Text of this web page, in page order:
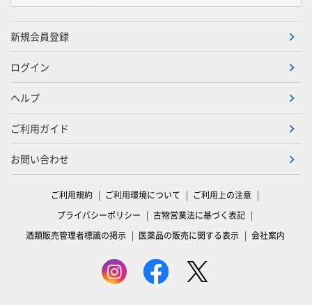
新規会員登録
ログイン
ヘルプ
ご利用ガイド
お問い合わせ
ご利用規約 ご利用環境について
ご利用上の注意
プライバシーポリシー
古物営業法に基づく表記
酒類販売管理者標識の掲示
医薬品の販売に関する表示 会社案内